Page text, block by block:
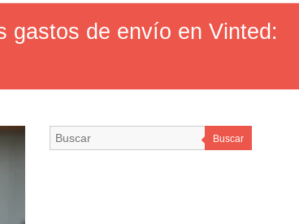
gastos de envío en Vinted:
Buscar